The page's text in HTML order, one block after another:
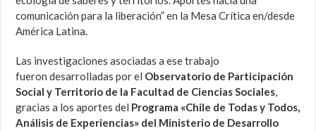
comunicación para la liberación” en la Mesa Crítica en/desde
América Latina.
Las investigacionesasociadas a ese trabajo
fueron desarrolladas por el Observatorio de Participación
Social y Territorio de la Facultad de Ciencias Sociales,
gracias a los aportes del Programa «Chile de Todas y Todos,
Análisis de Experiencias» del Ministerio de Desarrollo